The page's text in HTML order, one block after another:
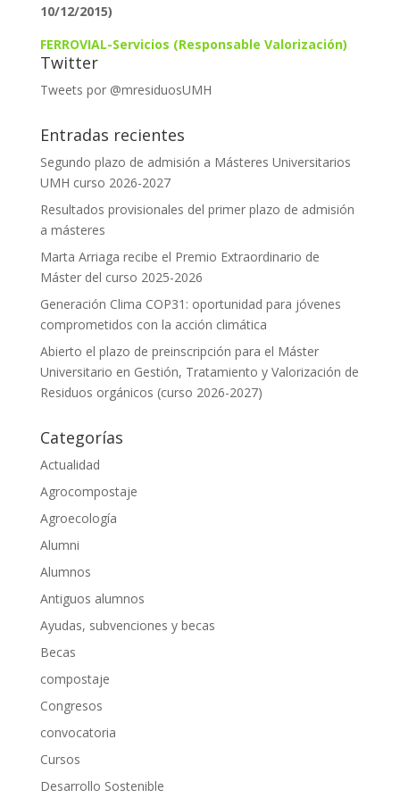
10/12/2015)
FERROVIAL-Servicios (Responsable Valorización)
Twitter
Tweets por @mresiduosUMH
Entradas recientes
Segundo plazo de admisión a Másteres Universitarios
UMH curso 2026-2027
Resultados provisionales del primer plazo de admisión
a másteres
Marta Arriaga recibe el Premio Extraordinario de
Máster del curso 2025-2026
Generación Clima COP31: oportunidad para jóvenes
comprometidos con la acción climática
Abierto el plazo de preinscripción para el Máster
Universitario en Gestión, Tratamiento y Valorización de
Residuos orgánicos (curso 2026-2027)
Categorías
Actualidad
Agrocompostaje
Agroecología
Alumni
Alumnos
Antiguos alumnos
Ayudas, subvenciones y becas
Becas
compostaje
Congresos
convocatoria
Cursos
Desarrollo Sostenible